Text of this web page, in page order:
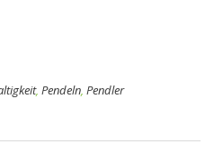
, Pendeln Pendler